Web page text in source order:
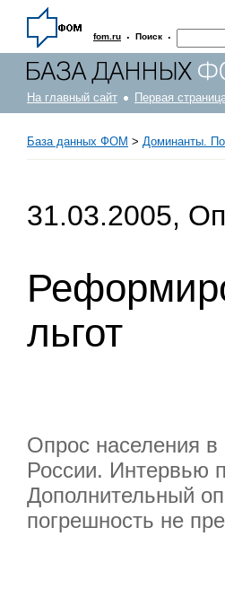
fom.ru · Поиск ·
На главный сайт Первая
База данных ФОМ > Доминанты.
31.03.2005,
льгот
Опрос населения в
России. Интервью
Дополнительный
погрешность не